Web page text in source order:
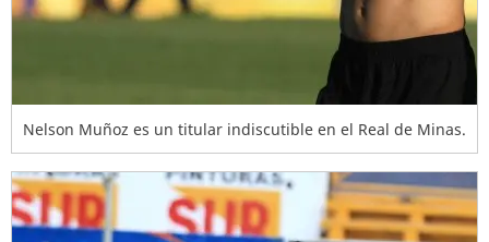
Nelson Muñoz es un titular indiscutible en el Real de Minas.